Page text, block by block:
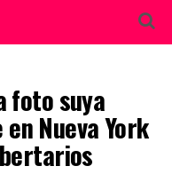
foto suya
Nueva York